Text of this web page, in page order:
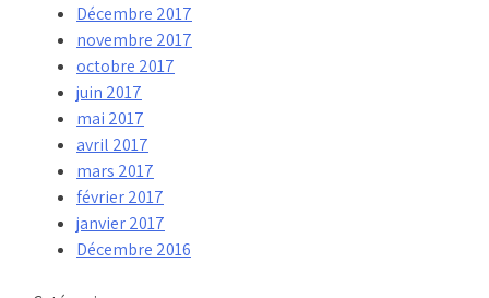
Décembre 2017
novembre 2017
octobre 2017
juin 2017
mai 2017
avril 2017
mars 2017
février 2017
janvier 2017
Décembre 2016